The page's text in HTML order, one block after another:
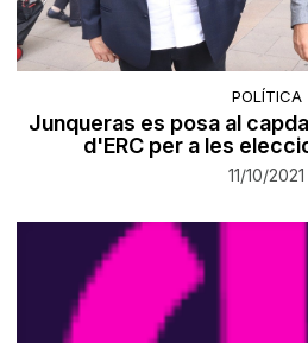
POLÍTICA
Junqueras es posa al
d'ERC per a les
11/10/2021